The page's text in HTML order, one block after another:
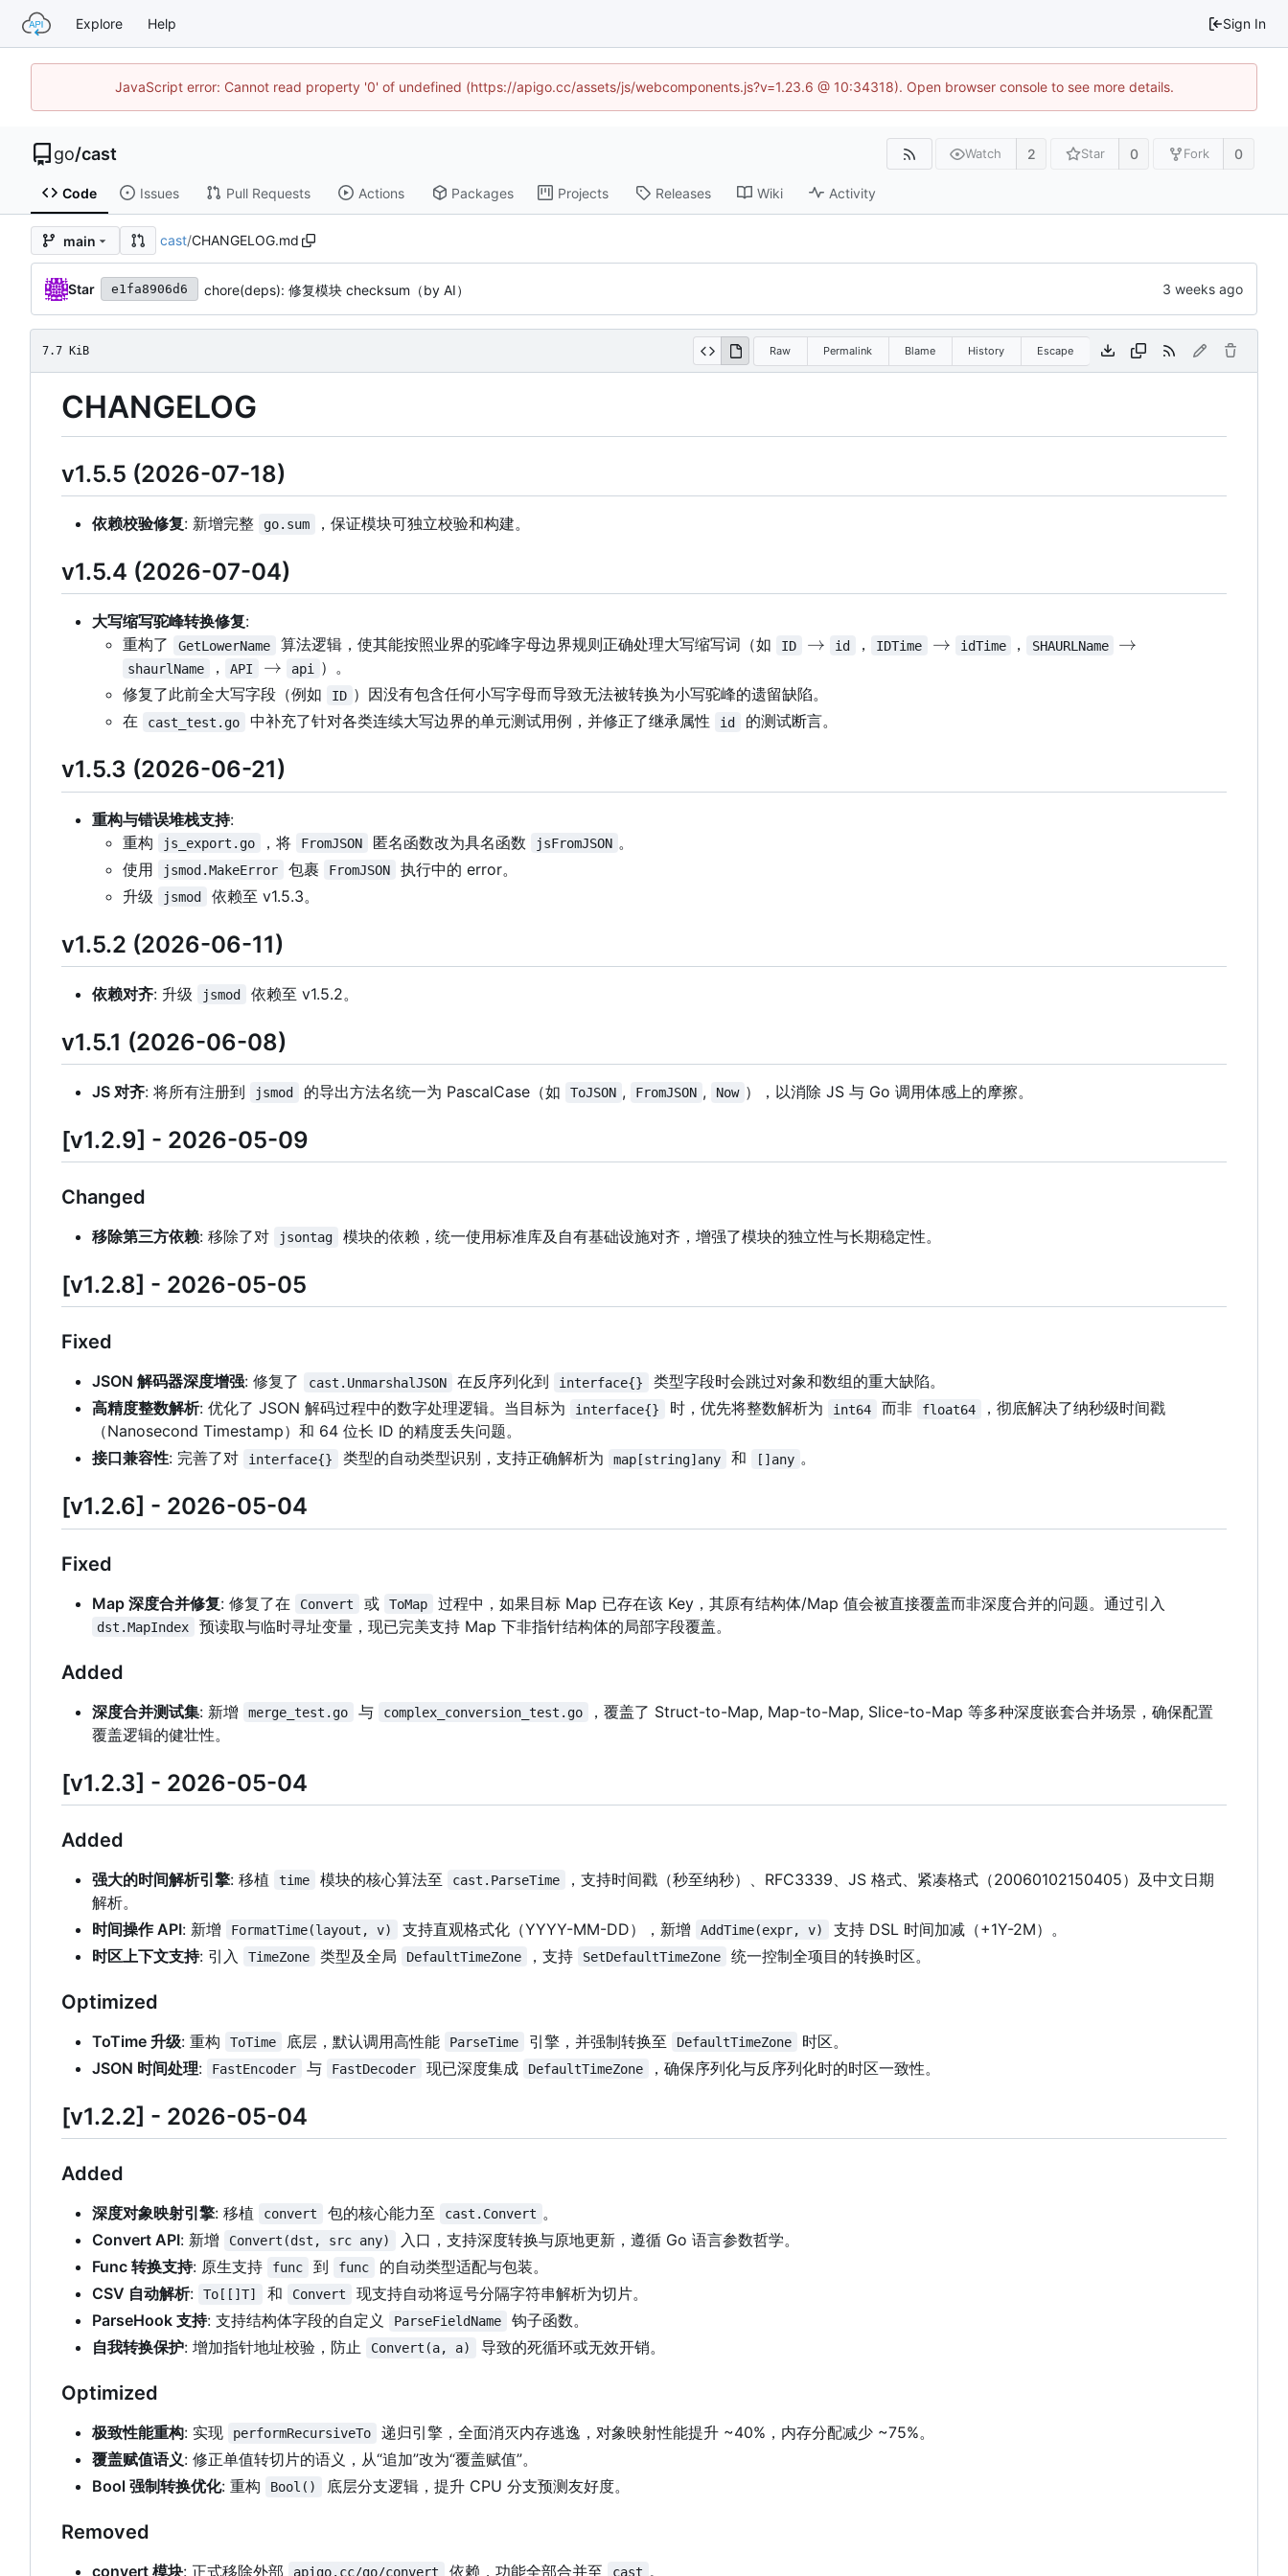
Explore Help Sign In
JavaScript error: Cannot read property '0' of undefined (https://apigo.cc/assets/js/webcomponents.js?v=1.23.6 @ 10:34318). Open browser console to see more details.
go/cast Watch 2 Star 0 Fork 0
Code Issues Pull Requests Actions Packages Projects Releases Wiki Activity
main cast/CHANGELOG.md
Star e1fa8906d6 chore(deps): 修复模块 checksum（by AI）
7.7 KiB Raw Permalink Blame History Escape
CHANGELOG
v1.5.5 (2026-07-18)
依赖校验修复: 新增完整 go.sum ，保证模块可独立校验和构建。
v1.5.4 (2026-07-04)
大写缩写驼峰转换修复:
重构了
GetLowerName 算法逻辑，使其能按照业界的驼峰字母边界规则正确处理大写缩写词（如 ID \rightarrow
→ id ， IDTime \rightarrow
→ idTime ， SHAURLName \rightarrow
→
shaurlName ， API \rightarrow
→ api
）。
修复了此前全大写字段（例如
ID ）因没有包含任何小写字母而导致无法被转换为小写驼峰的遗留缺陷。
在
cast_test.go 中补充了针对各类连续大写边界的单元测试用例，并修正了继承属性 id 的测试断言。
v1.5.3 (2026-06-21)
重构与错误堆栈支持:
重构
js_export.go ，将 FromJSON 匿名函数改为具名函数 jsFromJSON 。
使用
jsmod.MakeError 包裹 FromJSON
执行中的 error。
升级
jsmod 依赖至 v1.5.3。
v1.5.2 (2026-06-11)
依赖对齐: 升级 jsmod 依赖至 v1.5.2。
v1.5.1 (2026-06-08)
JS 对齐: 将所有注册到 jsmod 的导出方法名统一为 PascalCase（如 ToJSON , FromJSON , Now ），以消除 JS 与 Go 调用体感上的摩擦。
[v1.2.9] - 2026-05-09
Changed
移除第三方依赖: 移除了对 jsontag 模块的依赖，统一使用标准库及自有基础设施对齐，增强了模块的独立性与长期稳定性。
[v1.2.8] - 2026-05-05
Fixed
JSON 解码器深度增强: 修复了 cast.UnmarshalJSON 在反序列化到 interface{}
类型字段时会跳过对象和数组的重大缺陷。
高精度整数解析: 优化了 JSON 解码过程中的数字处理逻辑。当目标为 interface{} 时，优先将整数解析为 int64 而非 float64 ， 彻底解决了纳秒级时间戳
（Nanosecond Timestamp） 和 64 位长 ID 的精度丢失问题。
接口兼容性: 完善了对 interface{} 类型的自动类型识别，支持正确解析为 map[string]any 和 []any 。
[v1.2.6] - 2026-05-04
Fixed
Map 深度合并修复: 修复了在 Convert 或 ToMap 过程中，如果目标 Map 已存在该 Key， 其原有结构体/Map 值会被直接覆盖而非深度合并的问题。通过引入
dst.MapIndex 预读取与临时寻址变量，现已完美支持 Map 下非指针结构体的局部字段覆盖。
Added
深度合并测试集: 新增 merge_test.go 与 complex_conversion_test.go
，覆盖了 Struct-to-Map, Map-to-Map, Slice-to-Map 等多种深度嵌套合并场景，确保配置
覆盖逻辑的健壮性。
[v1.2.3] - 2026-05-04
Added
强大的时间解析引擎: 移植 time 模块的核心算法至 cast.ParseTime ， 支持时间戳（秒至纳秒） 、RFC3339、JS 格式、紧凑格式（20060102150405） 及中文日期
解析。
时间操作 API: 新增 FormatTime(layout, v) 支持直观格式化（YYYY-MM-DD） ， 新增 AddTime(expr, v) 支持 DSL 时间加减（+1Y-2M） 。
时区上下文支持: 引入 TimeZone 类型及全局 DefaultTimeZone ，支持 SetDefaultTimeZone 统一控制全项目的转换时区。
Optimized
ToTime 升级: 重构 ToTime 底层，默认调用高性能 ParseTime 引擎，并强制转换至 DefaultTimeZone
时区。
JSON 时间处理: FastEncoder 与 FastDecoder 现已深度集成 DefaultTimeZone ，确保序列化与反序列化时的时区一致性。
[v1.2.2] - 2026-05-04
Added
深度对象映射引擎: 移植 convert 包的核心能力至 cast.Convert 。
Convert API: 新增 Convert(dst, src any)
入口，支持深度转换与原地更新，遵循 Go 语言参数哲学。
Func 转换支持: 原生支持 func 到 func
的自动类型适配与包装。
CSV 自动解析: To[[]T] 和 Convert
现支持自动将逗号分隔字符串解析为切片。
ParseHook 支持: 支持结构体字段的自定义 ParseFieldName
钩子函数。
自我转换保护: 增加指针地址校验，防止 Convert(a, a) 导致的死循环或无效开销。
Optimized
极致性能重构: 实现 performRecursiveTo
递归引擎，全面消灭内存逃逸，对象映射性能提升 ~40%，内存分配减少 ~75%。
覆盖赋值语义: 修正单值转切片的语义，从“追加”改为“覆盖赋值”。
Bool 强制转换优化: 重构 Bool() 底层分支逻辑，提升 CPU 分支预测友好度。
Removed
convert 模块: 正式移除外部 apigo.cc/go/convert 依赖，功能全部合并至 cast 。